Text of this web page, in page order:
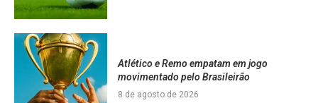
Atlético e Remo empatam em jogo
movimentado pelo Brasileirão
8 de agosto de 2026